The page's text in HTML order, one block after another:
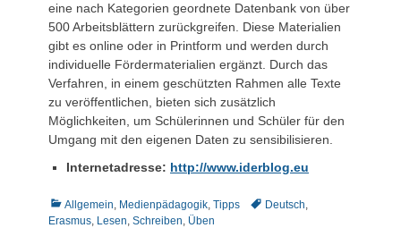
eine nach Kategorien geordnete Datenbank von über
500 Arbeitsblättern zurückgreifen. Diese Materialien
gibt es online oder in Printform und werden durch
individuelle Fördermaterialien ergänzt. Durch das
Verfahren, in einem geschützten Rahmen alle Texte
zu veröffentlichen, bieten sich zusätzlich
Möglichkeiten, um Schülerinnen und Schüler für den
Umgang mit den eigenen Daten zu sensibilisieren.
Internetadresse: http://www.iderblog.eu
Kategorien
Allgemein, Medienpädagogik, Tipps Schlagworte
Deutsch,
Erasmus, Lesen, Schreiben, Üben